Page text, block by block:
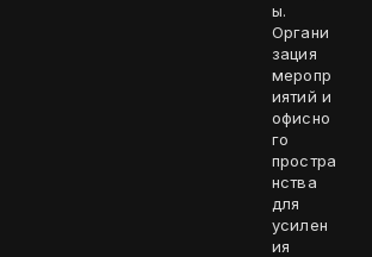
ы.
Органи
зация
меропр
иятий и
офисно
го
простра
нства
для
усилен
ия